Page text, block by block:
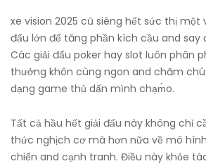
xe vision 2025 cũ siêng hết sức thị một
đấu lớn để tăng phần kích cầu and say
Các giải đấu poker hay slot luôn phân
thưởng khôn cùng ngon and chăm
dạng game thủ dấn mình chạm̀o.
Tất cả hầu hết giải đấu này không chỉ
thức nghịch cơ mà hơn nữa về mô
chiến and cạnh tranh. Điều này khỏe